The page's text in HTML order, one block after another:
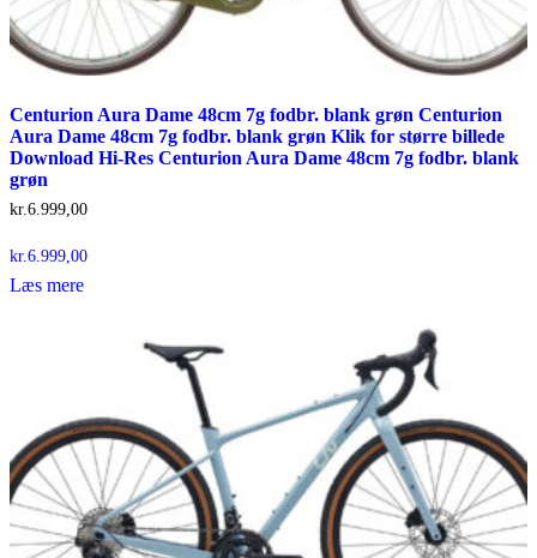
Centurion Aura Dame 48cm 7g fodbr. blank grøn Centurion
Aura Dame 48cm 7g fodbr. blank grøn Klik for større billede
Download Hi-Res Centurion Aura Dame 48cm 7g fodbr. blank
grøn
kr.6.999,00
kr.6.999,00
Læs mere